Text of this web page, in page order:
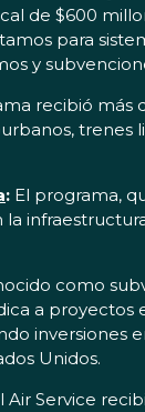
de $600
para
y
recibió más
: El programa,
como
a proyectos
inversiones
Unidos.
Air Service